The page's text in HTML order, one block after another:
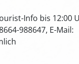
Info bis 12:00
988647, E-Mail: